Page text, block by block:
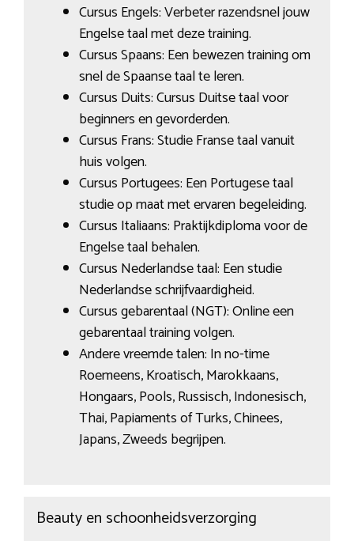
Cursus Engels: Verbeter razendsnel jouw
Engelse taal met deze training.
Cursus Spaans: Een bewezen training om
snel de Spaanse taal te leren.
Cursus Duits: Cursus Duitse taal voor
beginners en gevorderden.
Cursus Frans: Studie Franse taal vanuit
huis volgen.
Cursus Portugees: Een Portugese taal
studie op maat met ervaren begeleiding.
Cursus Italiaans: Praktijkdiploma voor de
Engelse taal behalen.
Cursus Nederlandse taal: Een studie
Nederlandse schrijfvaardigheid.
Cursus gebarentaal (NGT): Online een
gebarentaal training volgen.
Andere vreemde talen: In no-time
Roemeens, Kroatisch, Marokkaans,
Hongaars, Pools, Russisch, Indonesisch,
Thai, Papiaments of Turks, Chinees,
Japans, Zweeds begrijpen.
Beauty en schoonheidsverzorging